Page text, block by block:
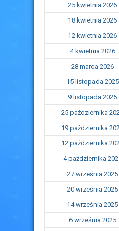
25 kwietnia 2026
18 kwietnia 2026
12 kwietnia 2026
4 kwietnia 2026
28 marca 2026
15 listopada 2025
9 listopada 2025
25 października
19 października
12 października
4 października
27 września 2025
20 września 2025
14 września 2025
6 września 2025